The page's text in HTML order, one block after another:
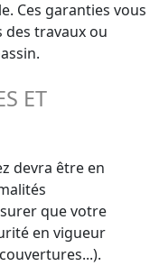
Ces garanties vous
travaux ou
ET
devra être en
que votre
en vigueur